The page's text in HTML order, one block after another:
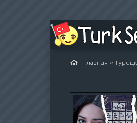
Главная »